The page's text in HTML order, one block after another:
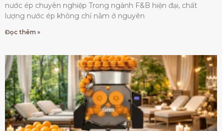
nước ép chuyên nghiệp Trong ngành F&B hiện đại, chất
lượng nước ép không chỉ nằm ở nguyên
Đọc thêm »